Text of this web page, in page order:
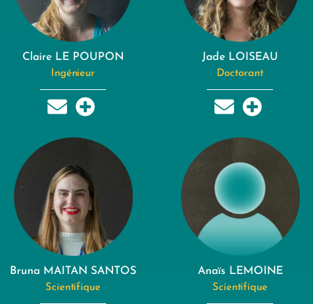
Claire LE POUPON
Ingénieur
Jade LOISEAU
Doctorant
Bruna MAITAN SANTOS
Scientifique
Anaïs LEMOINE
Scientifique